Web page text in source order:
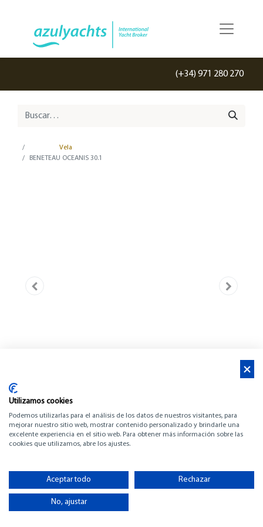
(+34) 971 280 270
Vela
BENETEAU OCEANIS 30.1
30.1
Utilizamos cookies
Podemos utilizarlas para el análisis de los datos de nuestros visitantes, para
mejorar nuestro sitio web, mostrar contenido personalizado y brindarle una
excelente experiencia en el sitio web. Para obtener más información sobre las
cookies que utilizamos, abre los ajustes.
Aceptar todo Rechazar
No, ajustar